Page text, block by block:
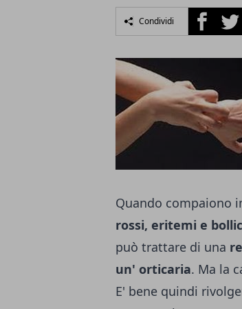
Condividi Facebook
Quando compaiono
rossi, eritemi e
può trattare di una
un' orticaria. Ma la
E' bene quindi